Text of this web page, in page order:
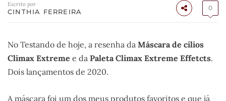
Escrito por
CINTHIA FERREIRA 0
No Testando de hoje, a resenha da Máscara de cílios
Climax Extreme e da Paleta Climax Extreme Effetcts.
Dois lançamentos de 2020.
A máscara foi um dos meus produtos favoritos e que já